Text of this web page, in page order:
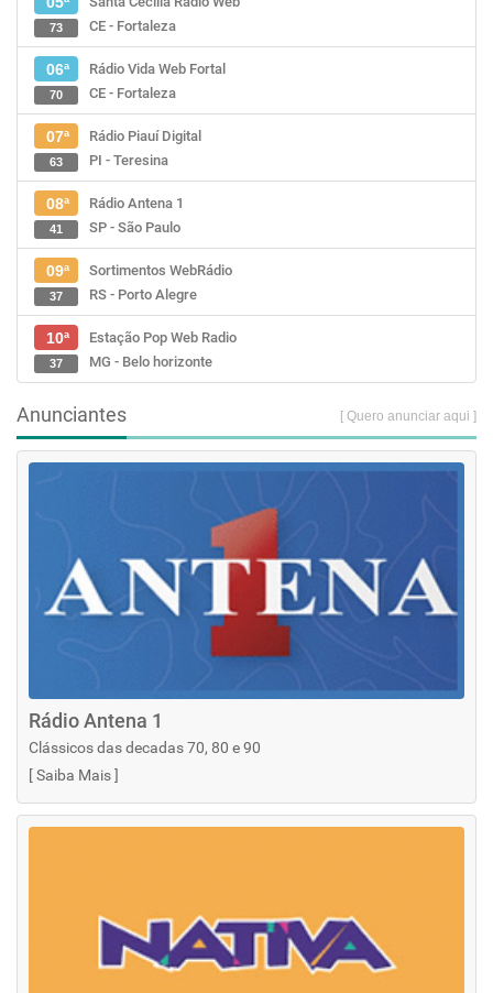
CE - Fortaleza
73
06ª
Rádio Vida Web Fortal
CE - Fortaleza
70
07ª
Rádio Piauí Digital
PI - Teresina
63
08ª
Rádio Antena 1
SP - São Paulo
41
09ª
Sortimentos WebRádio
RS - Porto Alegre
37
10ª
Estação Pop Web Radio
MG - Belo horizonte
37
Anunciantes [ Quero anunciar aqui ]
Rádio Antena 1
Clássicos das decadas 70, 80 e 90
[Saiba Mais]